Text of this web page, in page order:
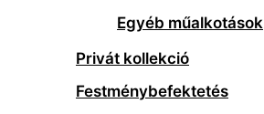
Egyéb műalkotások
Privát kollekció
Festménybefektetés